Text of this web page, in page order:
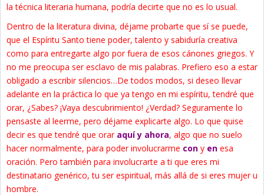
la técnica literaria humana, podría decirte que no es lo usual.
Dentro de la literatura divina, déjame probarte que sí se puede,
que el Espíritu Santo tiene poder, talento y sabiduría creativa
como para entregarte algo por fuera de esos cánones griegos. Y
no me preocupa ser esclavo de mis palabras. Prefiero eso a estar
obligado a escribir silencios…De todos modos, si deseo llevar
adelante en la práctica lo que ya tengo en mi espíritu, tendré que
orar, ¿Sabes? ¡Vaya descubrimiento! ¿Verdad? Seguramente lo
pensaste al leerme, pero déjame explicarte algo. Lo que quise
decir es que tendré que orar aquí y ahora, algo que no suelo
hacer normalmente, para poder involucrarme con y en esa
oración. Pero también para involucrarte a ti que eres mi
destinatario genérico, tu ser espiritual, más allá de si eres mujer u
hombre.